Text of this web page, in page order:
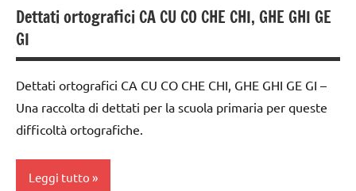
LINGUAGGIO
PER ETA'
ARTICOLI
classe
5a
dettati
ortografici
dettati/difficoltà
LINGUAGGIO
classe
2a
3a
4a
Dettati ortografici CA CU CO CHE CHI, GHE GHI GE
GI
Dettati ortografici CA CU CO CHE CHI, GHE GHI GE GI –
Una raccolta di dettati per la scuola primaria per queste
difficoltà ortografiche.
Leggi tutto